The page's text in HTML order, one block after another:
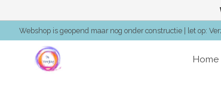
Webshop is geopend maar nog onder constructie | let op:
Home